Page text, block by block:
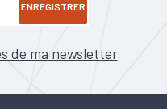
ENREGISTRER
de ma newsletter